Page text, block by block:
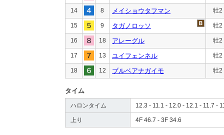
14 8 メイショウタフマン 牡2
15 9 タガノロッソ 牡2
16 18 アレーグル 牡2
17 13 ユイフェンネル 牡2
18 12 ブルベアナガイモ 牡2
タイム
ハロンタイム 12.3 - 11.1 - 12.0 - 12.1 - 11.7 -
上り 4F 46.7 - 3F 34.6